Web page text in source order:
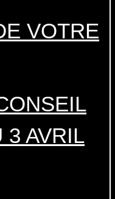
VOTRE
3 AVRIL